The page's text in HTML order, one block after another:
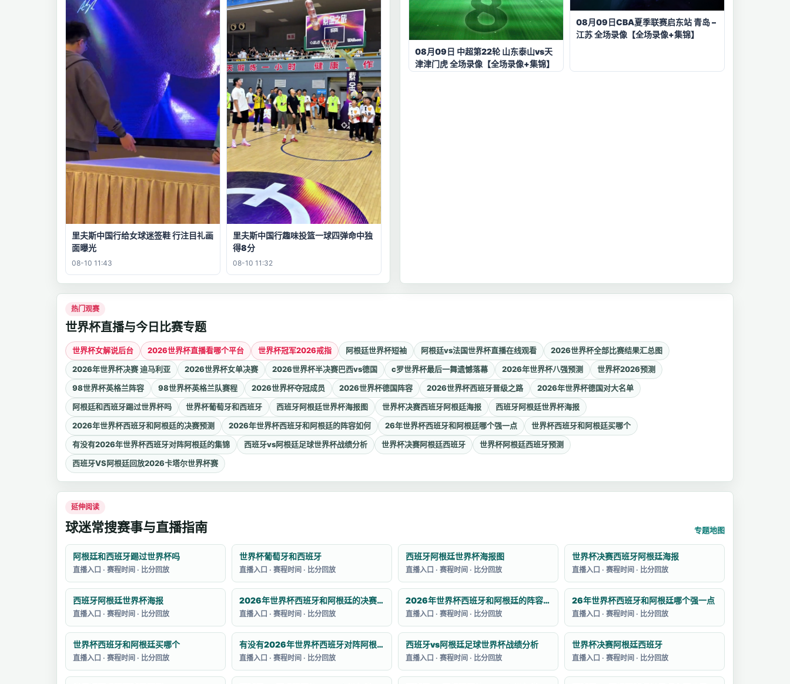
里夫斯中国行给女球迷签鞋 行注目礼画
面曝光
08-10 11:43
里夫斯中国行趣味投篮一球四弹命中独
得8分
08-10 11:32
08月09日 中超第22轮 山东泰山vs天
津津门虎 全场录像【全场录像+集锦】
08月09日CBA夏季联赛启东站 青岛 –
江苏 全场录像【全场录像+集锦】
热门观赛
世界杯直播与今日比赛专题
世界杯女解说后台 2026世界杯直播看哪个平台 世界杯冠军2026戒指 阿根廷世界杯短袖 阿根廷vs法国世界杯直播在线观看
2026世界杯全部比赛结果汇总图
2026年世界杯决赛 迪马利亚
2026世界杯女单决赛 2026世界杯半决赛巴西vs德国 c罗世界杯最后一舞遗憾落幕 2026年世界杯八强预测
世界杯2026预测
98世界杯英格兰阵容
98世界杯英格兰队赛程 2026世界杯夺冠成员 2026世界杯德国阵容 2026世界杯西班牙晋级之路
2026年世界杯德国对大名单
阿根廷和西班牙踢过世界杯吗
世界杯葡萄牙和西班牙 西班牙阿根廷世界杯海报图 世界杯决赛西班牙阿根廷海报
西班牙阿根廷世界杯海报
2026年世界杯西班牙和阿根廷的决赛预测
2026年世界杯西班牙和阿根廷的阵容如何 26年世界杯西班牙和阿根廷哪个强一点
世界杯西班牙和阿根廷买哪个
有没有2026年世界杯西班牙对阵阿根廷的集锦
西班牙vs阿根廷足球世界杯战绩分析 世界杯决赛阿根廷西班牙
世界杯阿根廷西班牙预测
西班牙VS阿根廷回放2026卡塔尔世界杯赛
延伸阅读
球迷常搜赛事与直播指南 专题地图
阿根廷和西班牙踢过世界杯吗
直播入口 · 赛程时间 · 比分回放
世界杯葡萄牙和西班牙
直播入口 · 赛程时间 · 比分回放
西班牙阿根廷世界杯海报图
直播入口 · 赛程时间 · 比分回放
世界杯决赛西班牙阿根廷海报
直播入口 · 赛程时间 · 比分回放
西班牙阿根廷世界杯海报
直播入口 · 赛程时间 · 比分回放
2026年世界杯西班牙和阿根廷的决赛预测
直播入口 · 赛程时间 · 比分回放
2026年世界杯西班牙和阿根廷的阵容如何
直播入口 · 赛程时间 · 比分回放
26年世界杯西班牙和阿根廷哪个强一点
直播入口 · 赛程时间 · 比分回放
世界杯西班牙和阿根廷买哪个
直播入口 · 赛程时间 · 比分回放
有没有2026年世界杯西班牙对阵阿根廷的集锦
直播入口 · 赛程时间 · 比分回放
西班牙vs阿根廷足球世界杯战绩分析
直播入口 · 赛程时间 · 比分回放
世界杯决赛阿根廷西班牙
直播入口 · 赛程时间 · 比分回放